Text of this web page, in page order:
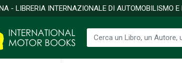
- LIBRERIA INTERNAZIONALE DI AUTOMOBILISMO